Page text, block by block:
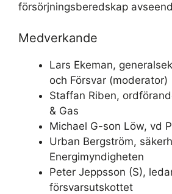
försörjningsberedskap
Medverkande
Lars Ekeman,
och Försvar (moderator)
Staffan Riben,
& Gas
Michael G-son Löw, vd
Urban Bergström,
Energimyndigheten
Peter Jeppsson (S),
försvarsutskottet